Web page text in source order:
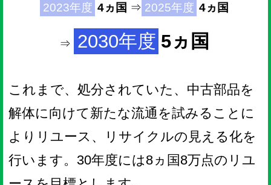
2023年度 4ヵ国 ⇒ 2025年度 4ヵ国
⇒ 2030年度 5ヵ国
これまで、処分されていた、中古部品を
解体に向けて新たな流通を試みることに
よりリユース、リサイクルの見える化を
行います。30年度には8ヵ国8万点のリユ